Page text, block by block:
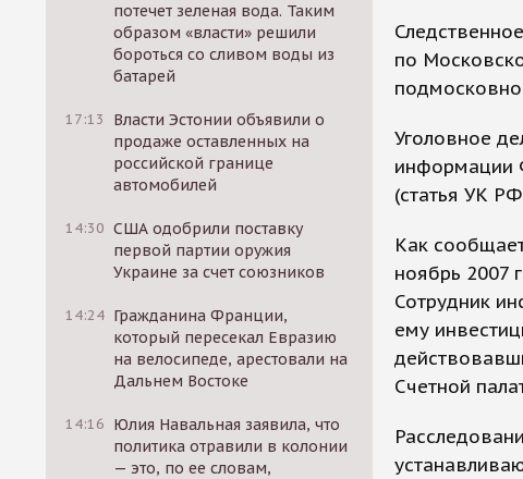
потечет зеленая вода. Таким
образом «власти» решили
бороться со сливом воды из
батарей
17:13
Власти Эстонии объявили о
продаже оставленных на
российской границе
автомобилей
14:30 США одобрили поставку
первой партии оружия
Украине за счет союзников
14:24 Гражданина Франции,
который пересекал Евразию
на велосипеде, арестовали на
Дальнем Востоке
14:16 Юлия Навальная заявила, что
политика отравили в колонии
— это, по ее словам,
по
Уголовное
информации
(статья УК
Как
ноябрь 2007
Сотрудник
ему
Счетной